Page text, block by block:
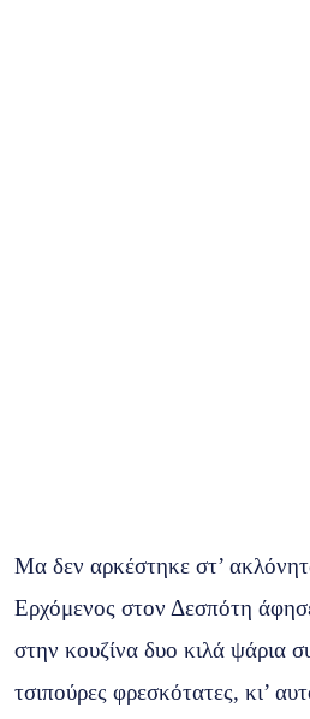
Μα δεν αρκέστηκε στ’
Ερχόμενος στον Δεσπότη
στην κουζίνα δυο κιλά ψάρια
τσιπούρες φρεσκότατες, κι’